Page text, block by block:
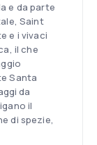
e da parte
Saint
e i vivaci
il che
Santa
da
il
di spezie,